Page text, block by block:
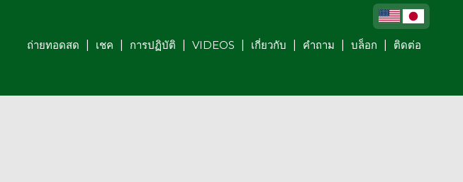
ถ่ายทอดสด เชค การปฏิบัติ VIDEOS เกี่ยวกับ คำถาม บล็อก ติดต่อ